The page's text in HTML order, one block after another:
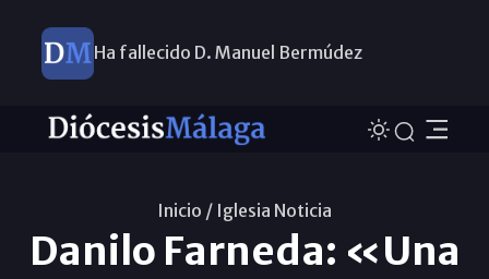
Ha fallecido D. Manuel Bermúdez
Inicio / Iglesia Noticia
Danilo Farneda: «Una